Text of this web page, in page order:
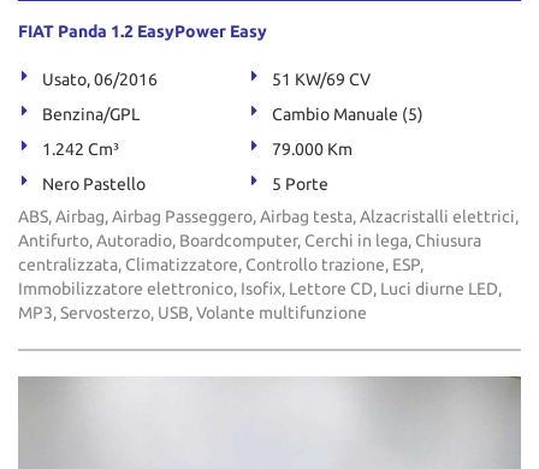
FIAT Panda 1.2 EasyPower Easy
Usato, 06/2016
51 KW/69 CV
Benzina/GPL
Cambio Manuale (5)
1.242 Cm³
79.000 Km
Nero Pastello
5 Porte
ABS, Airbag, Airbag Passeggero, Airbag testa, Alzacristalli elettrici,
Antifurto, Autoradio, Boardcomputer, Cerchi in lega, Chiusura
centralizzata, Climatizzatore, Controllo trazione, ESP,
Immobilizzatore elettronico, Isofix, Lettore CD, Luci diurne LED,
MP3, Servosterzo, USB, Volante multifunzione